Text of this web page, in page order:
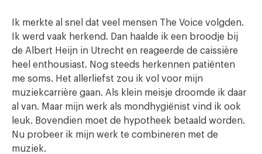
Ik merkte al snel dat veel mensen The Voice volgden.
Ik werd vaak herkend. Dan haalde ik een broodje bij
de Albert Heijn in Utrecht en reageerde de caissière
heel enthousiast. Nog steeds herkennen patiënten
me soms. Het allerliefst zou ik vol voor mijn
muziekcarrière gaan. Als klein meisje droomde ik daar
al van. Maar mijn werk als mondhygiënist vind ik ook
leuk. Bovendien moet de hypotheek betaald worden.
Nu probeer ik mijn werk te combineren met de
muziek.